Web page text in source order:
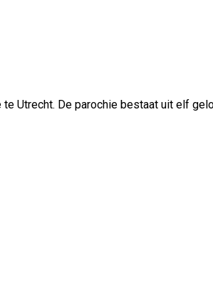
Utrecht. De parochie bestaat uit elf